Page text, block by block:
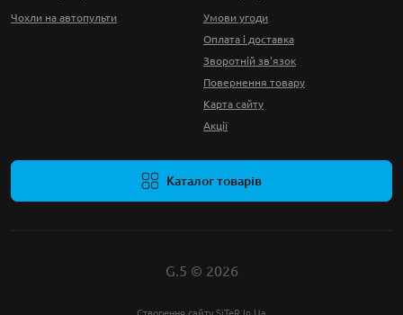
Чохли на автопульти
Умови угоди
Оплата і доставка
Зворотній зв'язок
Повернення товару
Карта сайту
Акції
Каталог товарів
G.5 © 2026